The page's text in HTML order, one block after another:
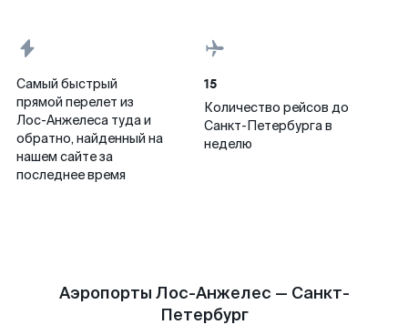
Самый быстрый
прямой перелет из
Лос-Анжелеса туда и
обратно, найденный на
нашем сайте за
последнее время
15
Количество рейсов до
Санкт-Петербурга в
неделю
Аэропорты Лос-Анжелес — Санкт-
Петербург